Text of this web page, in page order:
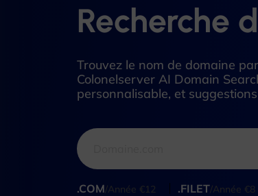
Recherche
Trouvez le nom de domaine
Colonelserver AI Domain
personnalisable, et
.COM/Année €12 .FILET/Année €8